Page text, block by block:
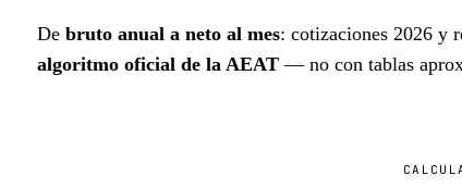
De bruto anual a neto al mes: cotizaciones 2026 y
algoritmo oficial de la AEAT — no con tablas